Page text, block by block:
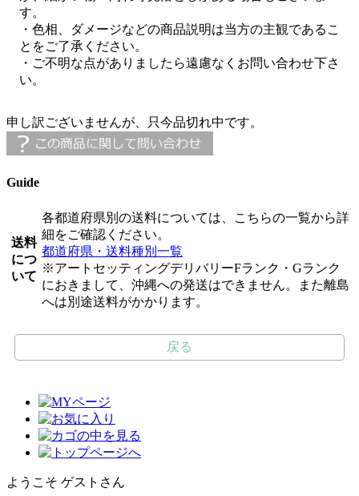
す。
・色相、ダメージなどの商品説明は当方の主観であるこ
とをご了承ください。
・ご不明な点がありましたら遠慮なくお問い合わせ下さ
い。
申し訳ございませんが、只今品切れ中です。
Guide
送料
につ
いて
各都道府県別の送料については、こちらの一覧から詳
細をご確認ください。
都道府県・送料種別一覧
※アートセッティングデリバリーFランク・Gランク
におきまして、沖縄への発送はできません。また離島
へは別途送料がかかります。
戻る
ようこそ ゲストさん